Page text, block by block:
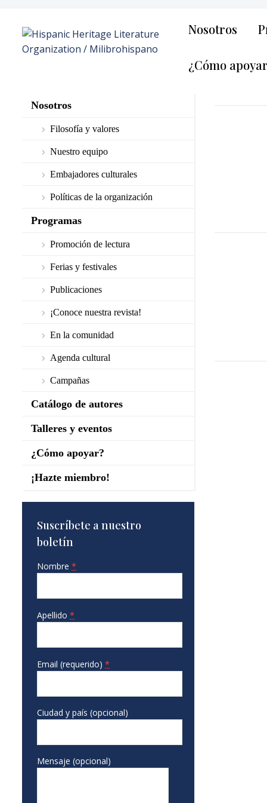
Nosotros
¿Cómo
Nosotros
Filosofía y valores
Nuestro equipo
Embajadores culturales
Políticas de la organización
Programas
Promoción de lectura
Ferias y festivales
Publicaciones
¡Conoce nuestra revista!
En la comunidad
Agenda cultural
Campañas
Catálogo de autores
Talleres y eventos
¿Cómo apoyar?
¡Hazte miembro!
Suscríbete a nuestro
boletín
Nombre *
Apellido *
Email (requerido) *
Ciudad y país (opcional)
Mensaje (opcional)